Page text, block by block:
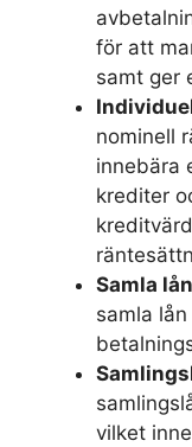
för att
samt ger
nominell
innebära
krediter
Samla
samla
vilket